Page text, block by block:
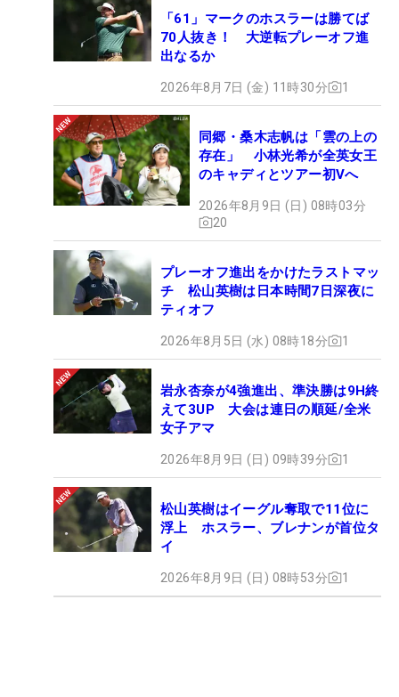
「61」マークのホスラーは勝てば
70人抜き！ 大逆転プレーオフ進
出なるか
2026年8月7日 (金) 11時30分 1
同郷・桑木志帆は「雲の上の
存在」 小林光希が全英女王
のキャディとツアー初Vへ
2026年8月9日 (日) 08時03分
20
プレーオフ進出をかけたラストマッ
チ 松山英樹は日本時間7日深夜に
ティオフ
2026年8月5日 (水) 08時18分 1
岩永杏奈が4強進出、準決勝は9H終
えて3UP 大会は連日の順延/全米
女子アマ
2026年8月9日 (日) 09時39分 1
松山英樹はイーグル奪取で11位に
浮上 ホスラー、ブレナンが首位タ
イ
2026年8月9日 (日) 08時53分 1